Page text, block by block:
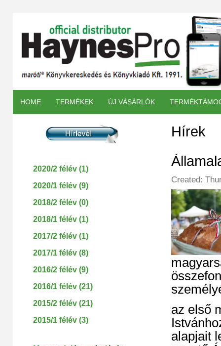
HOME TERMÉKEK ÚJ VÁSÁRLÓK
2020/2 félév (1)
2020/1 félév (9)
2018/2 félév (0)
2018/1 félév (1)
2017/2 félév (1)
2017/1 félév (8)
2016/2 félév (9)
2016/1 félév (21)
2015/2 félév (21)
2015/1 félév (3)
Hírek
Created:
az első
alapjait